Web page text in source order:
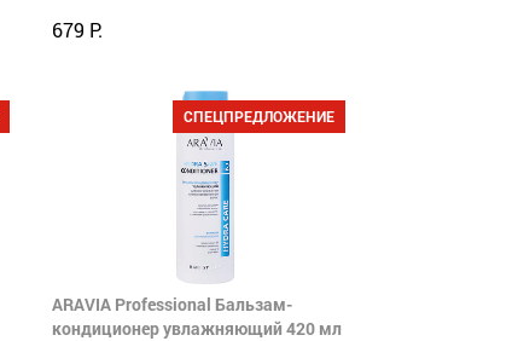
679 Р.
СПЕЦПРЕДЛОЖЕНИЕ
ARAVIA Professional Бальзам-
кондиционер увлажняющий 420 мл